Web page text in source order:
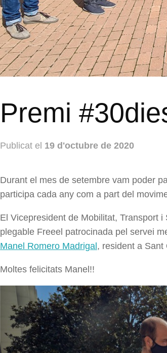
Premi
Publicat el 19 d'octubre de 2020
Durant el mes de setembre vam poder
participa cada any com a part del
El Vicepresident de Mobilitat, Transport
plegable Freeel patrocinada pel servei
Manel Romero Madrigal , resident a Sant
Moltes felicitats Manel!!